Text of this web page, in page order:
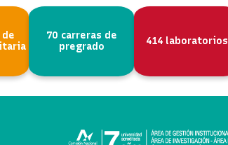
de
70 carreras de
pregrado
414 laboratorios